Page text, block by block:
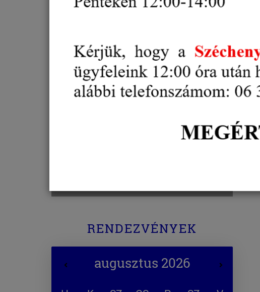
Alternatív vitarendezés
Külgazdaság, külkereskedelem
RENDEZVÉNYEK
augusztus 2026